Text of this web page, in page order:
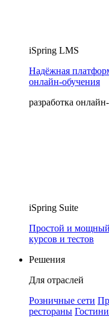
iSpring LMS
Надёжная
онлайн‑обучения
разработка
iSpring Suite
Простой и мощный
курсов и тестов
Решения
Для отраслей
Розничные сети
рестораны